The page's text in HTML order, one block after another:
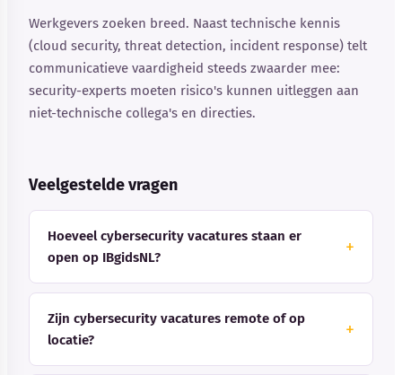
Werkgevers zoeken breed. Naast technische kennis
(cloud security, threat detection, incident response) telt
communicatieve vaardigheid steeds zwaarder mee:
security-experts moeten risico's kunnen uitleggen aan
niet-technische collega's en directies.
Veelgestelde vragen
Hoeveel cybersecurity vacatures staan er
open op IBgidsNL?
Zijn cybersecurity vacatures remote of op
locatie?